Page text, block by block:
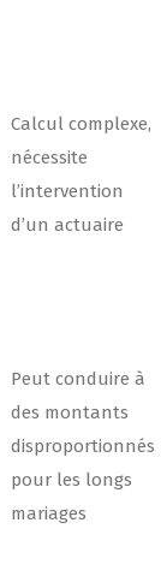
Calcul complexe,
nécessite
l’intervention
d’un actuaire
Peut conduire à
des montants
disproportionnés
pour les longs
mariages